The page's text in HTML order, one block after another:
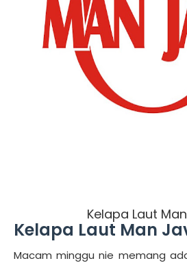
Kelapa Laut
Kelapa Laut Man
Macam minggu nie memang